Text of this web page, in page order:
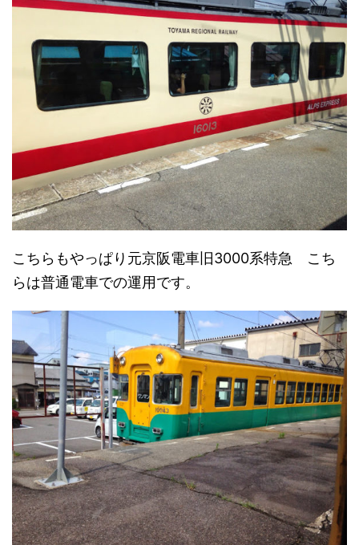
こちらもやっぱり元京阪電車旧3000系特急 こち
らは普通電車での運用です。